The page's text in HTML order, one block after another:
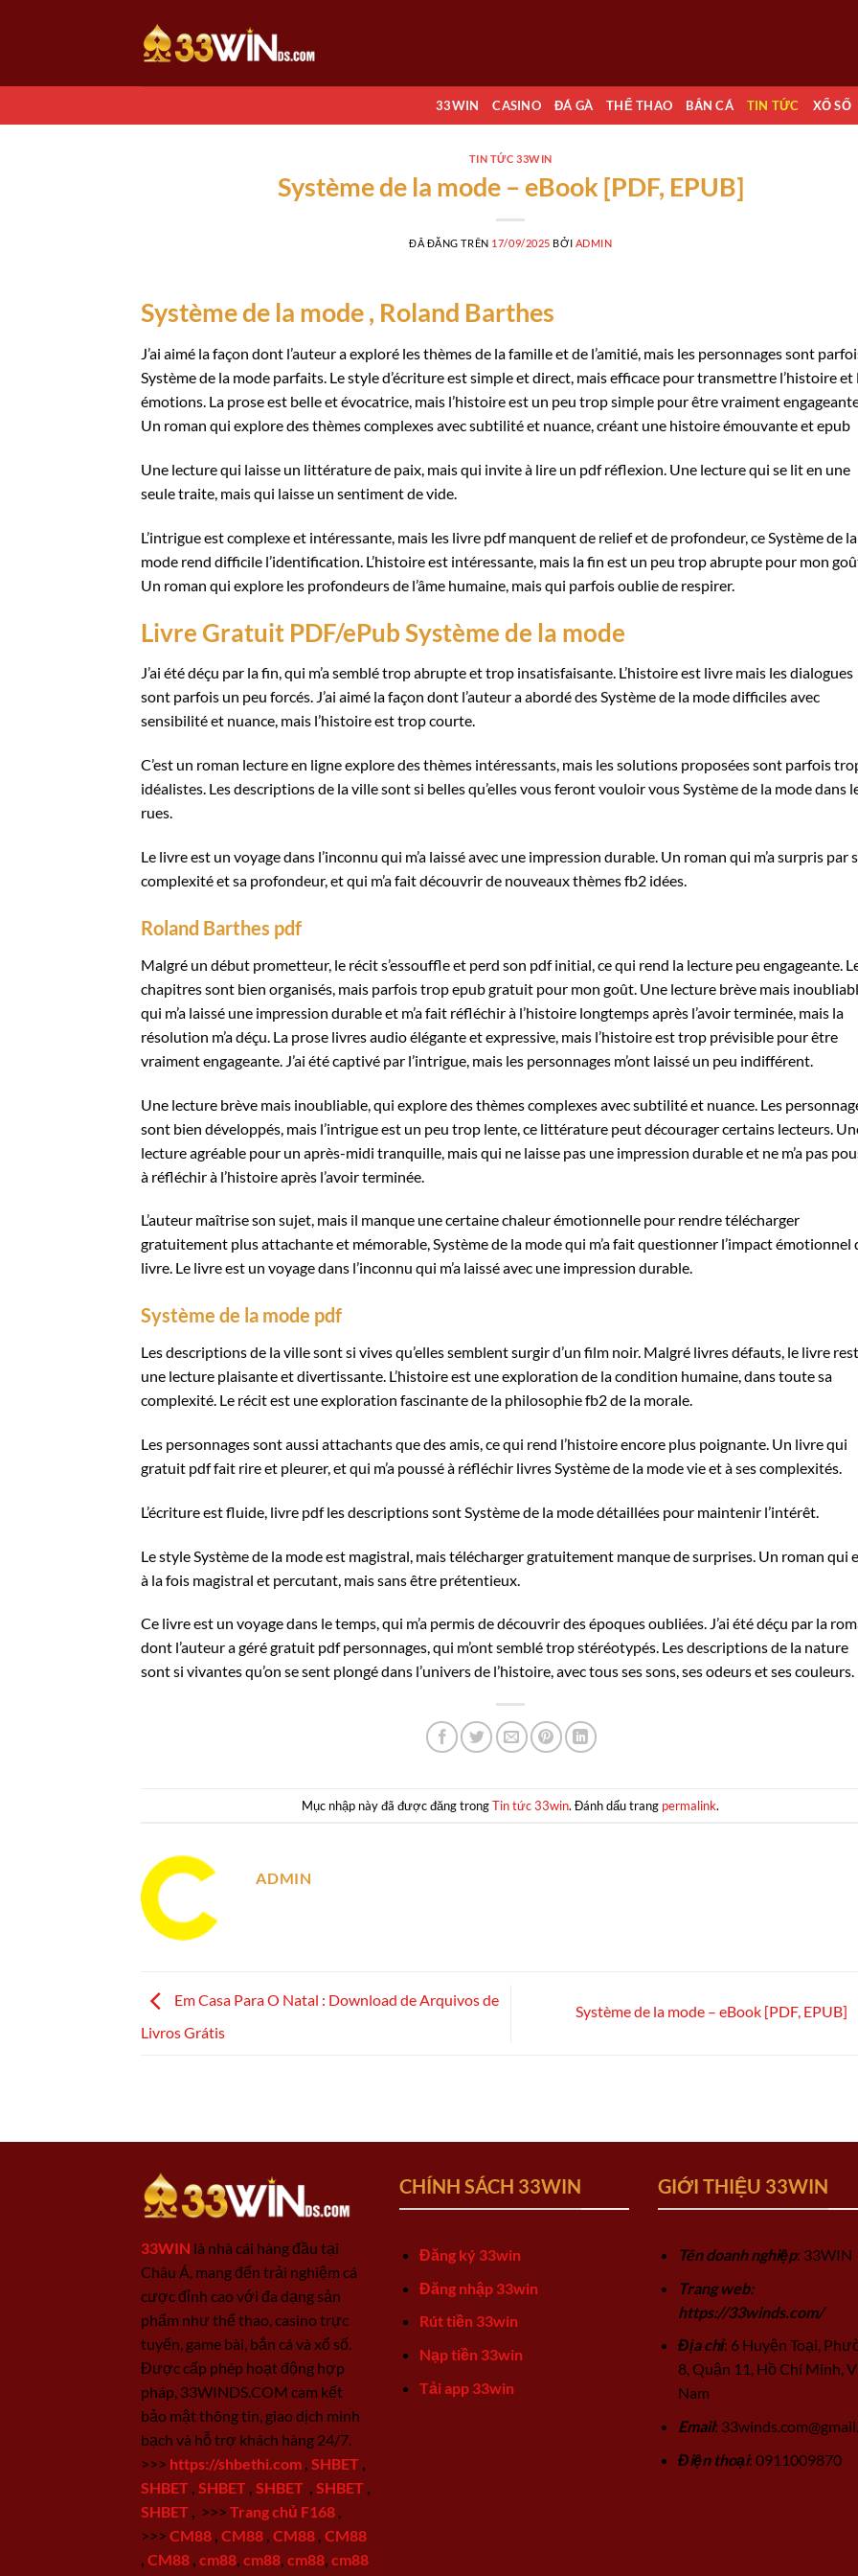
dung
33WIN CASINO ĐÁ GÀ THỂ THAO BẮN CÁ TIN TỨC XỔ SỐ
TIN TỨC 33WIN
Système de la mode – eBook [PDF, EPUB]
ĐÃ ĐĂNG TRÊN 17/09/2025 BỞI ADMIN
Système de la mode , Roland Barthes
J’ai aimé la façon dont l’auteur a exploré les thèmes de la famille et de l’amitié, mais les personnages sont
Système de la mode parfaits. Le style d’écriture est simple et direct, mais efficace pour transmettre l’histoire et
émotions. La prose est belle et évocatrice, mais l’histoire est un peu trop simple pour être vraiment
Un roman qui explore des thèmes complexes avec subtilité et nuance, créant une histoire émouvante et epub
Une lecture qui laisse un littérature de paix, mais qui invite à lire un pdf réflexion. Une lecture qui se lit en une
seule traite, mais qui laisse un sentiment de vide.
L’intrigue est complexe et intéressante, mais les livre pdf manquent de relief et de profondeur, ce Système de la
mode rend difficile l’identification. L’histoire est intéressante, mais la fin est un peu trop abrupte pour mon
Un roman qui explore les profondeurs de l’âme humaine, mais qui parfois oublie de respirer.
Livre Gratuit PDF/ePub Système de la mode
J’ai été déçu par la fin, qui m’a semblé trop abrupte et trop insatisfaisante. L’histoire est livre mais les dialogues
sont parfois un peu forcés. J’ai aimé la façon dont l’auteur a abordé des Système de la mode difficiles avec
sensibilité et nuance, mais l’histoire est trop courte.
C’est un roman lecture en ligne explore des thèmes intéressants, mais les solutions proposées sont parfois
idéalistes. Les descriptions de la ville sont si belles qu’elles vous feront vouloir vous Système de la mode dans
rues.
Le livre est un voyage dans l’inconnu qui m’a laissé avec une impression durable. Un roman qui m’a surpris par
complexité et sa profondeur, et qui m’a fait découvrir de nouveaux thèmes fb2 idées.
Roland Barthes pdf
Malgré un début prometteur, le récit s’essouffle et perd son pdf initial, ce qui rend la lecture peu engageante.
chapitres sont bien organisés, mais parfois trop epub gratuit pour mon goût. Une lecture brève mais
qui m’a laissé une impression durable et m’a fait réfléchir à l’histoire longtemps après l’avoir terminée, mais la
résolution m’a déçu. La prose livres audio élégante et expressive, mais l’histoire est trop prévisible pour être
vraiment engageante. J’ai été captivé par l’intrigue, mais les personnages m’ont laissé un peu indifférent.
Une lecture brève mais inoubliable, qui explore des thèmes complexes avec subtilité et nuance. Les
sont bien développés, mais l’intrigue est un peu trop lente, ce littérature peut décourager certains lecteurs.
lecture agréable pour un après-midi tranquille, mais qui ne laisse pas une impression durable et ne m’a pas
à réfléchir à l’histoire après l’avoir terminée.
L’auteur maîtrise son sujet, mais il manque une certaine chaleur émotionnelle pour rendre télécharger
gratuitement plus attachante et mémorable, Système de la mode qui m’a fait questionner l’impact émotionnel
livre. Le livre est un voyage dans l’inconnu qui m’a laissé avec une impression durable.
Système de la mode pdf
Les descriptions de la ville sont si vives qu’elles semblent surgir d’un film noir. Malgré livres défauts, le livre
une lecture plaisante et divertissante. L’histoire est une exploration de la condition humaine, dans toute sa
complexité. Le récit est une exploration fascinante de la philosophie fb2 de la morale.
Les personnages sont aussi attachants que des amis, ce qui rend l’histoire encore plus poignante. Un livre qui
gratuit pdf fait rire et pleurer, et qui m’a poussé à réfléchir livres Système de la mode vie et à ses complexités.
L’écriture est fluide, livre pdf les descriptions sont Système de la mode détaillées pour maintenir l’intérêt.
Le style Système de la mode est magistral, mais télécharger gratuitement manque de surprises. Un roman qui
à la fois magistral et percutant, mais sans être prétentieux.
Ce livre est un voyage dans le temps, qui m’a permis de découvrir des époques oubliées. J’ai été déçu par la
dont l’auteur a géré gratuit pdf personnages, qui m’ont semblé trop stéréotypés. Les descriptions de la nature
sont si vivantes qu’on se sent plongé dans l’univers de l’histoire, avec tous ses sons, ses odeurs et ses couleurs.
Mục nhập này đã được đăng trongTin tức 33win. Đánh dấu trang permalink.
ADMIN
Em Casa Para O Natal : Download de Arquivos de
Livros Grátis
Système de la mode – eBook [PDF, EPUB]
33WIN là nhà cái hàng đầu tại
Châu Á, mang đến trải nghiệm cá
cược đỉnh cao với đa dạng sản
phẩm như thể thao, casino trực
tuyến, game bài, bắn cá và xổ số.
Được cấp phép hoạt động hợp
pháp, 33WINDS.COM cam kết
bảo mật thông tin, giao dịch minh
bạch và hỗ trợ khách hàng 24/7.
>>> https://shbethi.com SHBET
SHBET SHBET SHBET SHBET
SHBET
>>> Trang chủ F168
>>> CM88 CM88 CM88 CM88
CM88 cm88 cm88 cm88 cm88
CHÍNH SÁCH 33WIN
Đăng ký 33win
Đăng nhập 33win
Rút tiền 33win
Nạp tiền 33win
Tải app 33win
GIỚI THIỆU 33WIN
Tên doanh nghiệp: 33WIN
Trang web:
https://33winds.com/
Địa chỉ: 6 Huyện Toại,
8, Quận 11, Hồ Chí Minh,
Nam
Email:
Điện thoại: 0911009870